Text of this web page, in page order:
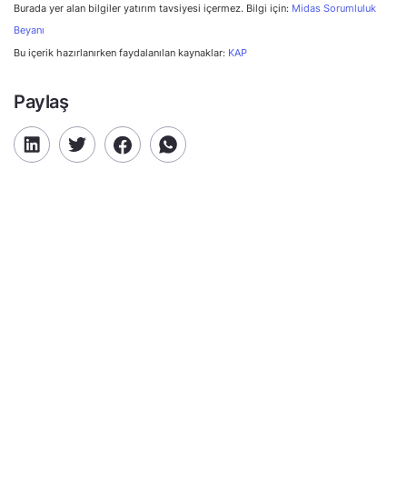
Burada yer alan bilgiler yatırım tavsiyesi içermez. Bilgi için: Midas Sorumluluk
Beyanı
Bu içerik hazırlanırken faydalanılan kaynaklar: KAP
Paylaş